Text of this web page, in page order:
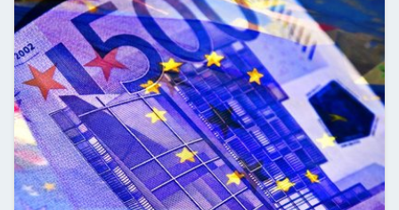
Кредит на ремонт дома
Жить в собственном доме – это значит жить по
Читать далее